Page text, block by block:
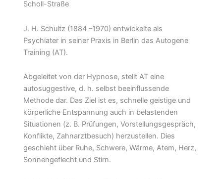
Scholl-Straße
J. H. Schultz (1884 –1970) entwickelte als
Psychiater in seiner Praxis in Berlin das Autogene
Training (AT).
Abgeleitet von der Hypnose, stellt AT eine
autosuggestive, d. h. selbst beeinflussende
Methode dar. Das Ziel ist es, schnelle geistige und
körperliche Entspannung auch in belastenden
Situationen (z. B. Prüfungen, Vorstellungsgespräch,
Konflikte, Zahnarztbesuch) herzustellen. Dies
geschieht über Ruhe, Schwere, Wärme, Atem, Herz,
Sonnengeflecht und Stirn.